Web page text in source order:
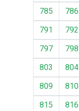
785 786
791
792
797
798
803
804
809
810
815
816